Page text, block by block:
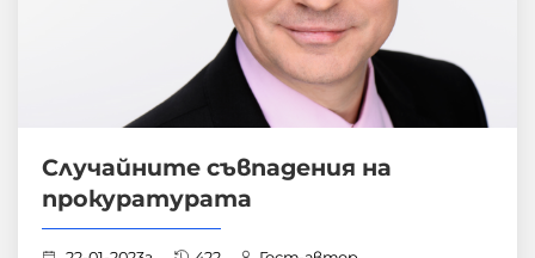
Случайните съвпадения на
прокуратурата